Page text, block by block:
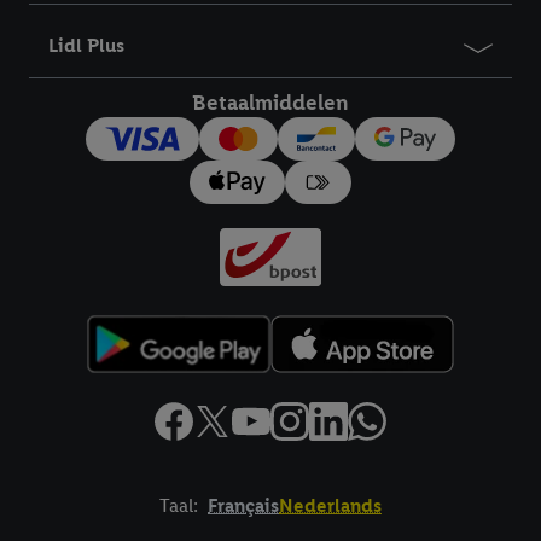
Lidl Plus
Betaalmiddelen
Taal: FrançaisNederlands